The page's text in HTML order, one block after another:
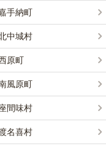
手納町
中城村
原町
風原町
間味村
名喜村